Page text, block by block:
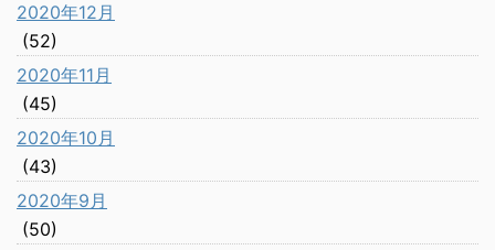
2020年12月
(52)
2020年11月
(45)
2020年10月
(43)
2020年9月
(50)